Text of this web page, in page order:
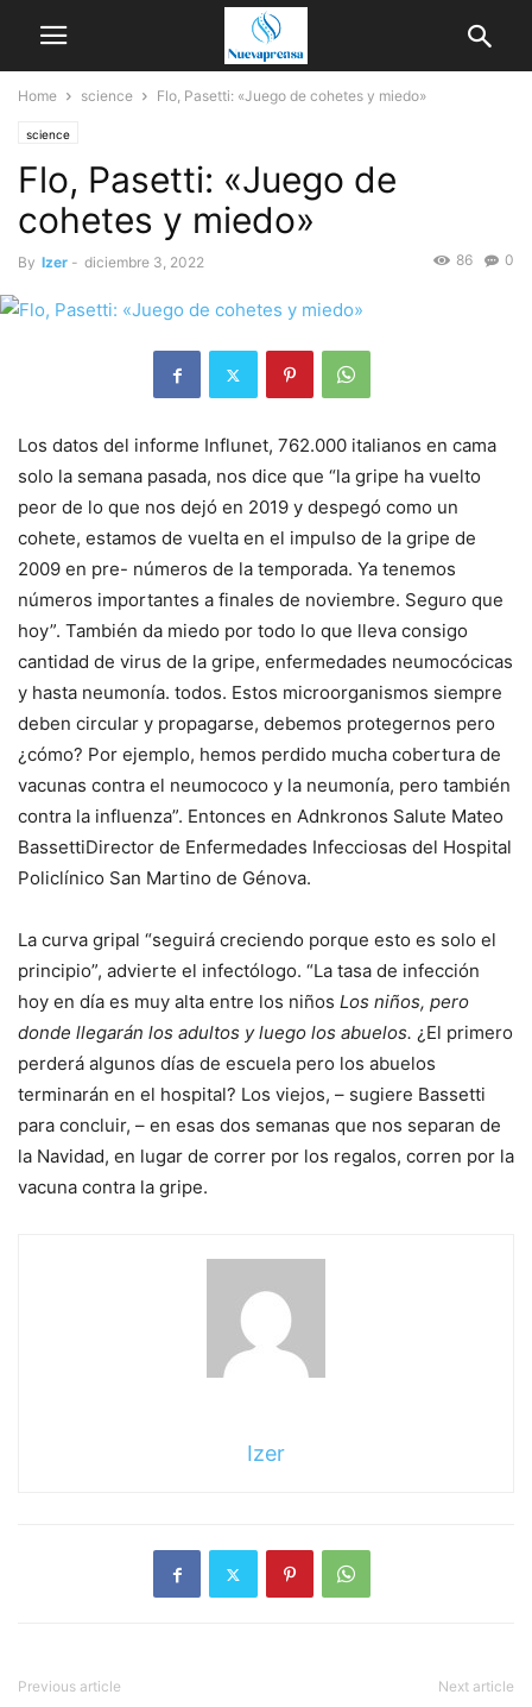
Home science Flo, Pasetti: «Juego de cohetes y miedo»
science
Flo, Pasetti: «Juego de
cohetes y miedo»
By Izer - diciembre 3, 2022 0
86
Los datos del informe Influnet, 762.000 italianos en cama
solo la semana pasada, nos dice que “la gripe ha vuelto
peor de lo que nos dejó en 2019 y despegó como un
cohete, estamos de vuelta en el impulso de la gripe de
2009 en pre- números de la temporada. Ya tenemos
números importantes a finales de noviembre. Seguro que
hoy”. También da miedo por todo lo que lleva consigo
cantidad de virus de la gripe, enfermedades neumocócicas
y hasta neumonía. todos. Estos microorganismos siempre
deben circular y propagarse, debemos protegernos pero
¿cómo? Por ejemplo, hemos perdido mucha cobertura de
vacunas contra el neumococo y la neumonía, pero también
contra la influenza”. Entonces en Adnkronos Salute Mateo
BassettiDirector de Enfermedades Infecciosas del Hospital
Policlínico San Martino de Génova.
La curva gripal “seguirá creciendo porque esto es solo el
principio”, advierte el infectólogo. “La tasa de infección
hoy en día es muy alta entre los niños Los niños, pero
donde llegarán los adultos y luego los abuelos. ¿El primero
perderá algunos días de escuela pero los abuelos
terminarán en el hospital? Los viejos, – sugiere Bassetti
para concluir, – en esas dos semanas que nos separan de
la Navidad, en lugar de correr por los regalos, corren por la
vacuna contra la gripe.
Izer
Previous article Next article